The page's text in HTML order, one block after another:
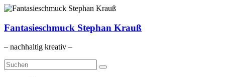
Zum
springen
Fantasieschmuck Stephan Krauß
– nachhaltig kreativ –